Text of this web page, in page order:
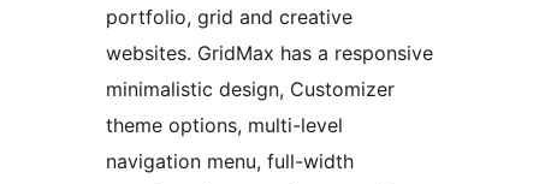
portfolio, grid and creative
websites. GridMax has a responsive
minimalistic design, Customizer
theme options, multi-level
navigation menu, full-width